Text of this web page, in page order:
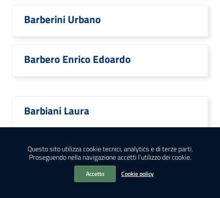
Questo sito utilizza cookie tecnici, analytics e di terze parti.
Proseguendo nella navigazione accetti l’utilizzo dei cookie.
Accetto Cookie policy
Barberini Urbano
Barbero Enrico Edoardo
Barbiani Laura
Barbiellini Amidei Rosanna